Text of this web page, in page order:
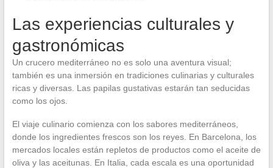
Las experiencias culturales y
gastronómicas
Un crucero mediterráneo no es solo una aventura visual;
también es una inmersión en tradiciones culinarias y culturales
ricas y diversas. Las papilas gustativas estarán tan seducidas
como los ojos.
El viaje culinario comienza con los sabores mediterráneos,
donde los ingredientes frescos son los reyes. En Barcelona, los
mercados locales están repletos de productos como el aceite de
oliva y las aceitunas. En Italia, cada escala es una oportunidad